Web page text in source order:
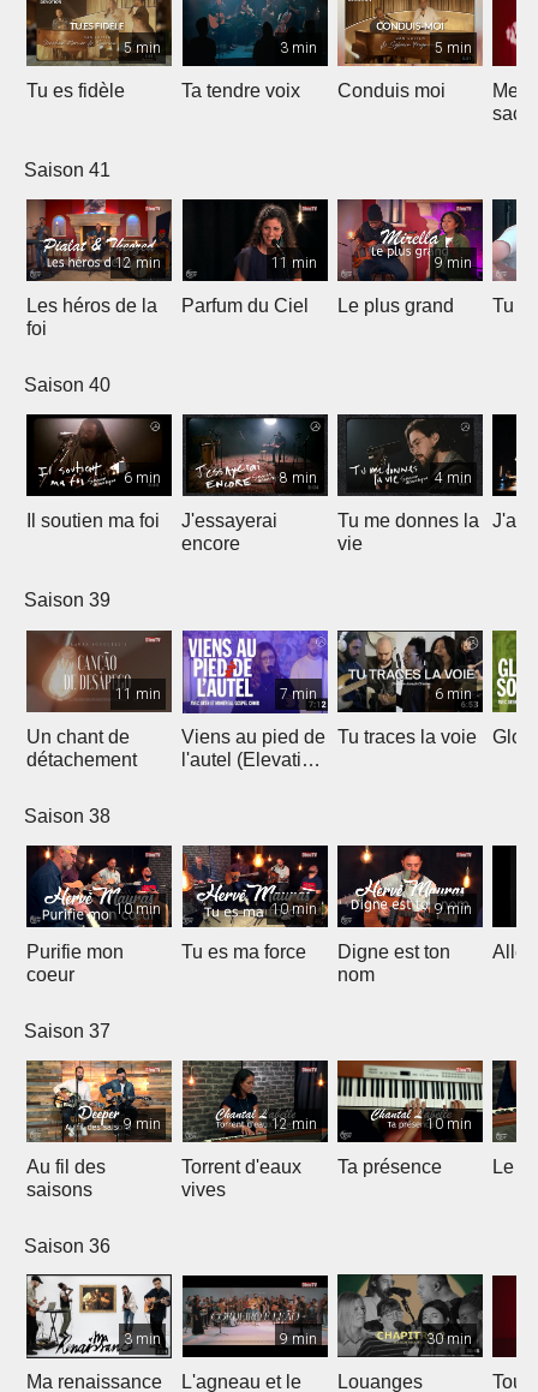
5 min
Tu es fidèle
3 min
Ta tendre voix
5 min
Conduis moi
Saison 41
12 min
Les héros de la
foi
11 min
Parfum du Ciel
9 min
Le plus grand Tu
Saison 40
6 min
Il soutien ma foi
8 min
J'essayerai
encore
4 min
Tu me donnes la
vie
J'ai
Saison 39
11 min
Un chant de
détachement
7 min
Viens au pied de
l'autel (Elevation
6 min
Tu traces la voie
Saison 38
10 min
Purifie mon
coeur
10 min
Tu es ma force
9 min
Digne est ton
nom
Saison 37
9 min
Au fil des
saisons
12 min
Torrent d'eaux
vives
10 min
Ta présence Le
Saison 36
3 min
Ma renaissance
9 min
L'agneau et le
30 min
Louanges Tout